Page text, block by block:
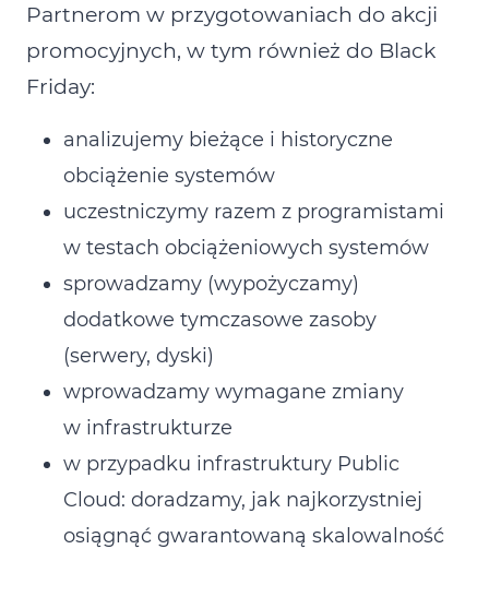
Partnerom w przygotowaniach do akcji
promocyjnych, w tym również do Black
Friday:
analizujemy bieżące i historyczne
obciążenie systemów
uczestniczymy razem z programistami
w testach obciążeniowych systemów
sprowadzamy (wypożyczamy)
dodatkowe tymczasowe zasoby
(serwery, dyski)
wprowadzamy wymagane zmiany
w infrastrukturze
w przypadku infrastruktury Public
Cloud: doradzamy, jak najkorzystniej
osiągnąć gwarantowaną skalowalność